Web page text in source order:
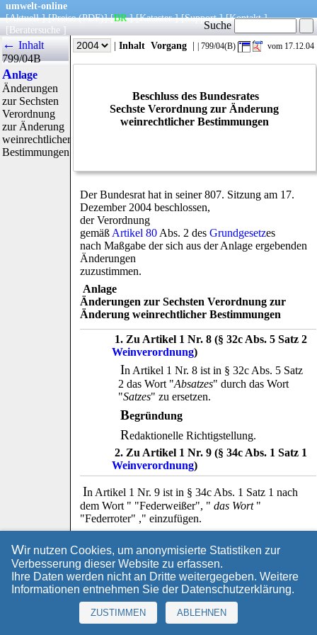
umwelt-online
[Aktuell] [Preise (PDF)] [BR] [Kataster] [Support] [Kontakt]
[ Beratersuche ]
|Info | Inhalt Vorgang | | 799/04(B) vom 17.12.04
Beschluss des Bundesrates
Sechste Verordnung zur Änderung
weinrechtlicher Bestimmungen
Der Bundesrat hat in seiner 807. Sitzung am 17.
Dezember 2004 beschlossen,
der Verordnung
gemäßArtikel 80Abs. 2 desGrundgesetzes
nach Maßgabe der sich aus der Anlage ergebenden
Änderungen
zuzustimmen.
Anlage
Änderungen zur Sechsten Verordnung zur
Änderung weinrechtlicher Bestimmungen
1.Zu Artikel 1 Nr. 8 (§ 32c Abs. 5 Satz 2
Weinverordnung)
In Artikel 1 Nr. 8 ist in § 32c Abs. 5 Satz
2 das Wort "Absatzes" durch das Wort
"Satzes" zu ersetzen.
Begründung
Redaktionelle Richtigstellung.
2.Zu Artikel 1 Nr. 9 (§ 34c Abs. 1 Satz 1
Weinverordnung)
In Artikel 1 Nr. 9 ist in § 34c Abs. 1 Satz 1 nach
dem Wort " "Federweißer", " das Wort "
"Federroter" ," einzufügen.
In Anbaugebieten mit hohem Anteil an roten
Rebsorten, insbesondere im bestimmten
Anbaugebiet Ahr ist als Bezeichnung für teilweise
gegorenen Traubenmost auch die Bezeichnung
Federroter" üblich und geläufig. Diese
Bezeichnung soll deshalb in die Auflistung
← Inhalt
799/04B
Anlage
Änderungen
zur Sechsten
Verordnung
zur Änderung
weinrechtlicher
Bestimmungen
Suche
Wir nutzen Cookies, um anonymisierte Statistiken zur
Verbesserung dieser Website zu erfassen.
Ihre Daten werden nicht an Dritte weitergegeben. Weitere
Informationen entnehmen Sie der Datenschutzerklärung.
ZUSTIMMEN ABLEHNEN